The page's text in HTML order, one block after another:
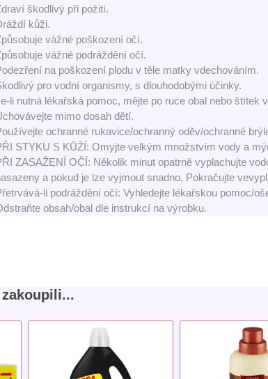
škodlivý při požití.
kůži.
vážné poškození očí.
vážné podráždění očí.
na poškození plodu v těle matky vdechováním.
pro vodní organismy, s dlouhodobými účinky.
li nutná lékařská pomoc, mějte po ruce obal nebo štítek
mimo dosah dětí.
ochranné rukavice/ochranný oděv/ochranné
STYKU S KŮŽÍ: Omyjte velkým množstvím vody a
ZASAŽENÍ OČÍ: Několik minut opatrně vyplachujte
a pokud je lze vyjmout snadno. Pokračujte
li podráždění očí: Vyhledejte lékařskou pomoc/
obsah/obal dle instrukcí na výrobku.